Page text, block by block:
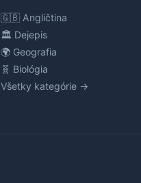
🇬🇧 Angličtina
🏛️ Dejepis
🌍 Geografia
🧬 Biológia
Všetky kategórie →